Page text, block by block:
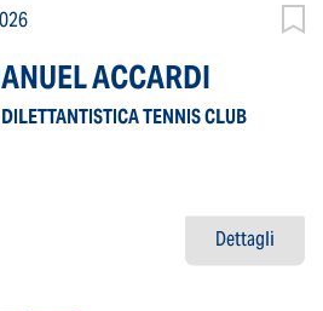
ACCARDI
TENNIS CLUB
Dettagli